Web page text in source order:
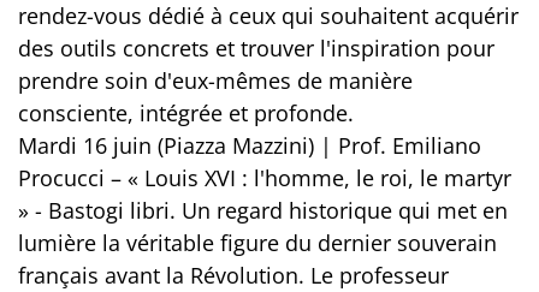
rendez-vous dédié à ceux qui souhaitent acquérir
des outils concrets et trouver l'inspiration pour
prendre soin d'eux-mêmes de manière
consciente, intégrée et profonde.
Mardi 16 juin (Piazza Mazzini) | Prof. Emiliano
Procucci – « Louis XVI : l'homme, le roi, le martyr
» - Bastogi libri. Un regard historique qui met en
lumière la véritable figure du dernier souverain
français avant la Révolution. Le professeur